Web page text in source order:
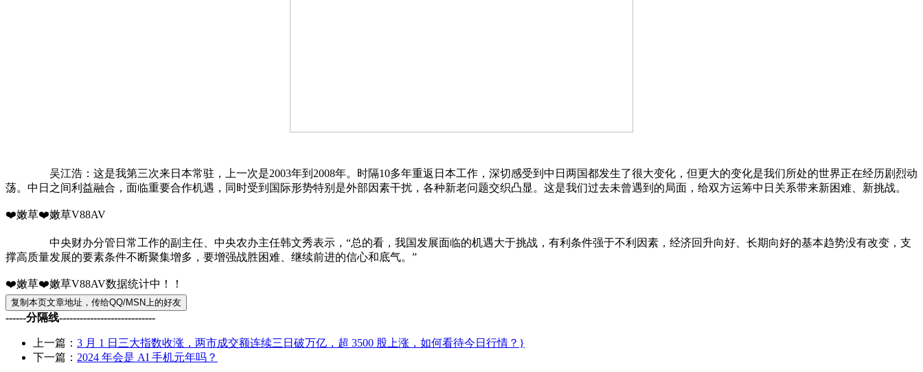
吴江浩：这是我第三次来日本常驻，上一次是2003年到2008年。时隔10多年重返日本工作，深切感受到中日两国都发生了很大变化，但更大的变化是我们所处的世界正在经历剧烈动
荡。中日之间利益融合，面临重要合作机遇，同时受到国际形势特别是外部因素干扰，各种新老问题交织凸显。这是我们过去未曾遇到的局面，给双方运筹中日关系带来新困难、新挑战。
❤️嫩草❤️嫩草V88AV
中央财办分管日常工作的副主任、中央农办主任韩文秀表示，“总的看，我国发展面临的机遇大于挑战，有利条件强于不利因素，经济回升向好、长期向好的基本趋势没有改变，支
撑高质量发展的要素条件不断聚集增多，要增强战胜困难、继续前进的信心和底气。”
❤️嫩草❤️嫩草V88AV数据统计中！！
------分隔线----------------------------
上一篇： 3 月 1 日三大指数收涨，两市成交额连续三日破万亿，超 3500 股上涨，如何看待今日行情？}
下一篇： 2024 年会是 AI 手机元年吗？